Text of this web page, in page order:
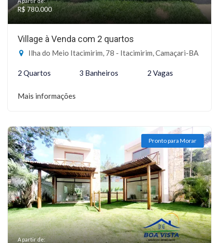
R$ 780.000
Village à Venda com 2 quartos
Ilha do Meio Itacimirim, 78 - Itacimirim, Camaçari-BA
2 Quartos 3 Banheiros 2 Vagas
Mais informações
Pronto para Morar
A partir de: